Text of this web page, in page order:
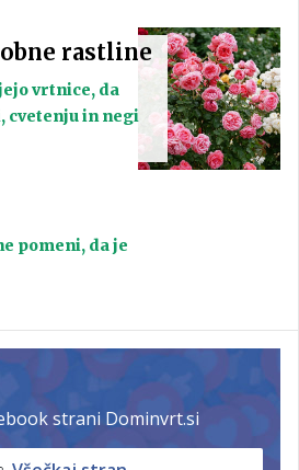
rastline
vrtnice, da
cvetenju in negi
pomeni, da je
strani Dominvrt.si